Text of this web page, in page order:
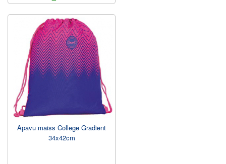
Apavu maiss College Gradient
34x42cm